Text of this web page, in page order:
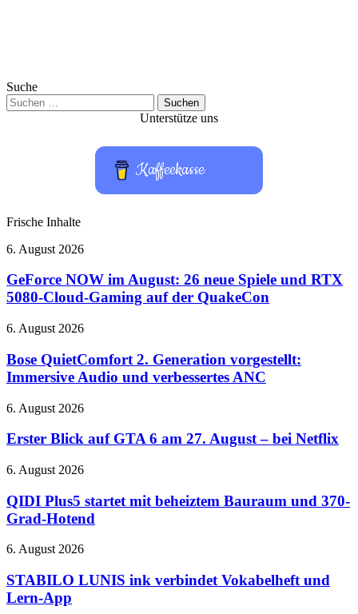
Suche
Suchen
nach:
Unterstütze uns
Kaffeekasse
Frische Inhalte
GeForce
im
August:
26
Spiele
RTX
5080-
Gaming
der
QuakeCon
6. August 2026
GeForce NOW im August: 26 neue Spiele und RTX
5080-Cloud-Gaming auf der QuakeCon
Bose
2.
Generation
vorgestellt:
Audio
verbessertes
6. August 2026
Bose QuietComfort 2. Generation vorgestellt:
Immersive Audio und verbessertes ANC
Erster
auf
6
27.
August
–
Netflix
6. August 2026
Erster Blick auf GTA 6 am 27. August – bei Netflix
QIDI
startet
mit
beheiztem
und
Grad-
Hotend
6. August 2026
QIDI Plus5 startet mit beheiztem Bauraum und 370-
Grad-Hotend
STABILO
ink
verbindet
Vokabelheft
6. August 2026
STABILO LUNIS ink verbindet Vokabelheft und
Lern-App